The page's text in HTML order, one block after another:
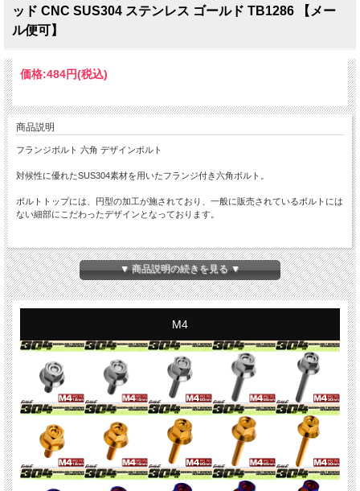
ッド CNC SUS304 ステンレス ゴールド TB1286 【メー
ル便可】
価格:484円(税込)
商品説明
フランジボルト 六角 デザインボルト
対候性に優れたSUS304素材を用いたフランジ付き六角ボルト。
ボルトトップには、円型の加工が施されており、一般に販売されているボルトには
ない細部にこだわったデザインとなっております。
商品概要
■フランジボルト 六角 デザインボルト
■商品番号：TB1286
■ネジの呼び：M6
■材質：SUS304 ステンレス
■入数：数量1で1本
※記載のサイズは平均値です。個体により誤差がございます。また、個体差により
着色が異なります。色味違い等による商品の交換はできません。予めご理解の上、
※入荷ロットにより、全ネジ・半ネジが変わる場合がございます。また、仕様変更
になる場合がございます。詳細が必要な場合はお問い合わせください。
※ご注文確定後の商品のご変更はできません。ご注文前に必ずご注文内容をご確認
ください。
▼ 商品説明の続きを見る ▼
M4